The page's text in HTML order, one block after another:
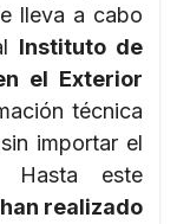
lleva a cabo
Instituto de
el Exterior
técnica
importar el
Hasta este
realizado